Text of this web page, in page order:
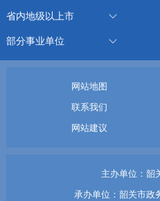
省内地级以上市
部分事业单位
网站地图
联系我们
网站建议
主办单位：韶
承办单位：韶关市政